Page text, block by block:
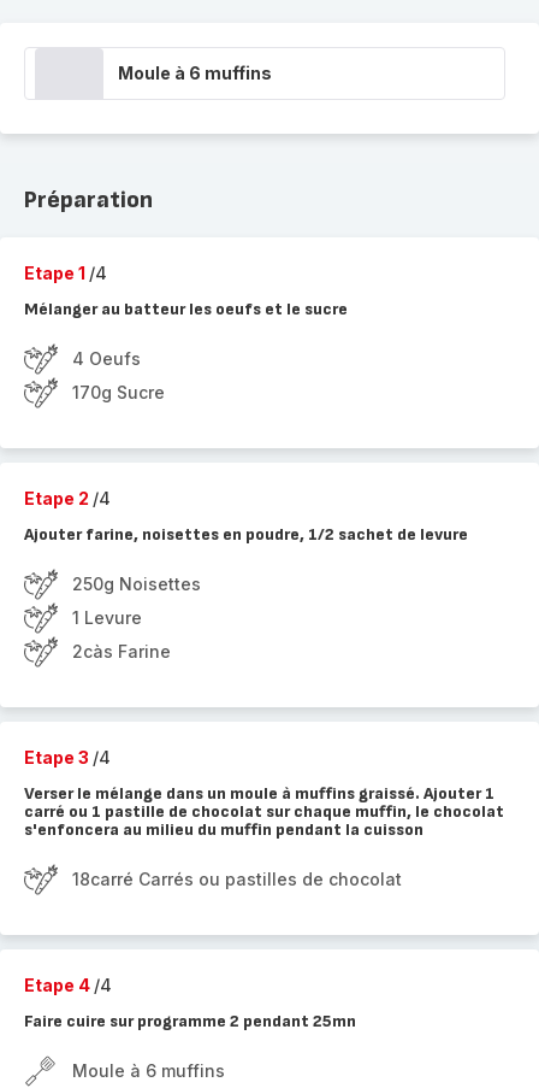
Moule à 6 muffins
Préparation
Etape 1 /4
Mélanger au batteur les oeufs et le sucre
4 Oeufs
170g Sucre
Etape 2 /4
Ajouter farine, noisettes en poudre, 1/2 sachet de levure
250g Noisettes
1 Levure
2càs Farine
Etape 3 /4
Verser le mélange dans un moule à muffins graissé. Ajouter 1
carré ou 1 pastille de chocolat sur chaque muffin, le chocolat
s'enfoncera au milieu du muffin pendant la cuisson
18carré Carrés ou pastilles de chocolat
Etape 4 /4
Faire cuire sur programme 2 pendant 25mn
Moule à 6 muffins